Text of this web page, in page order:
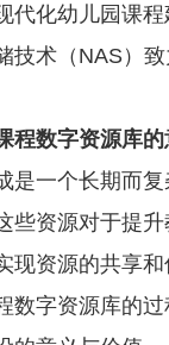
代化幼儿园课
技术（NAS）
程数字资源库
是一个长期而
些资源对于提
现资源的共享
数字资源库的